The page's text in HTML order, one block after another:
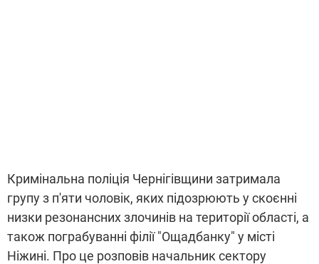
Кримінальна поліція Чернігівщини затримала
групу з п'яти чоловік, яких підозрюють у скоєнні
низки резонансних злочинів на території області, а
також пограбуванні філії "Ощадбанку" у місті
Ніжині. Про це розповів начальник сектору